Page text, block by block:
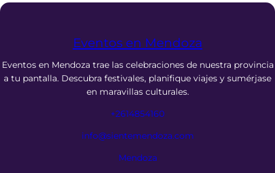
Eventos en Mendoza
Eventos en Mendoza trae las celebraciones de nuestra provincia
a tu pantalla. Descubra festivales, planifique viajes y sumérjase
en maravillas culturales.
+2614854160
info@sientemendoza.com
Mendoza